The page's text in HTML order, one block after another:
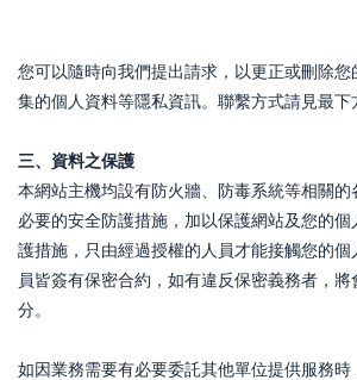
您可以隨時向我們提出請求，以更正或刪除
集的個人資料等隱私資訊。聯繫方式請見最下
三、資料之保護
本網站主機均設有防火牆、防毒系統等相關的
必要的安全防護措施，加以保護網站及您的個
護措施，只由經過授權的人員才能接觸您的個
員皆簽有保密合約，如有違反保密義務者，
分。
如因業務需要有必要委託其他單位提供服務